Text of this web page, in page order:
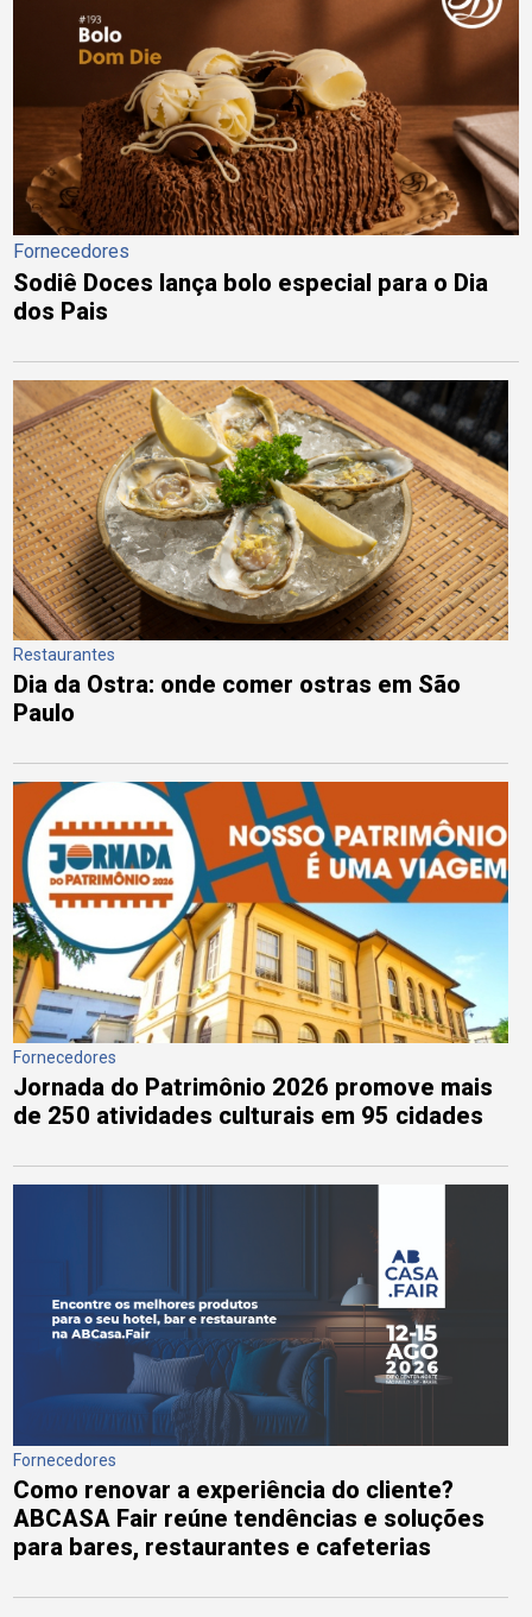
Fornecedores
Sodiê Doces lança bolo especial para o Dia
dos Pais
Restaurantes
Dia da Ostra: onde comer ostras em São
Paulo
Fornecedores
Jornada do Patrimônio 2026 promove mais
de 250 atividades culturais em 95 cidades
Fornecedores
Como renovar a experiência do cliente?
ABCASA Fair reúne tendências e soluções
para bares, restaurantes e cafeterias